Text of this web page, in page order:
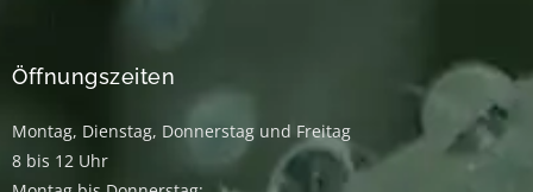
Öffnungszeiten
Montag, Dienstag, Donnerstag und Freitag
8 bis 12 Uhr